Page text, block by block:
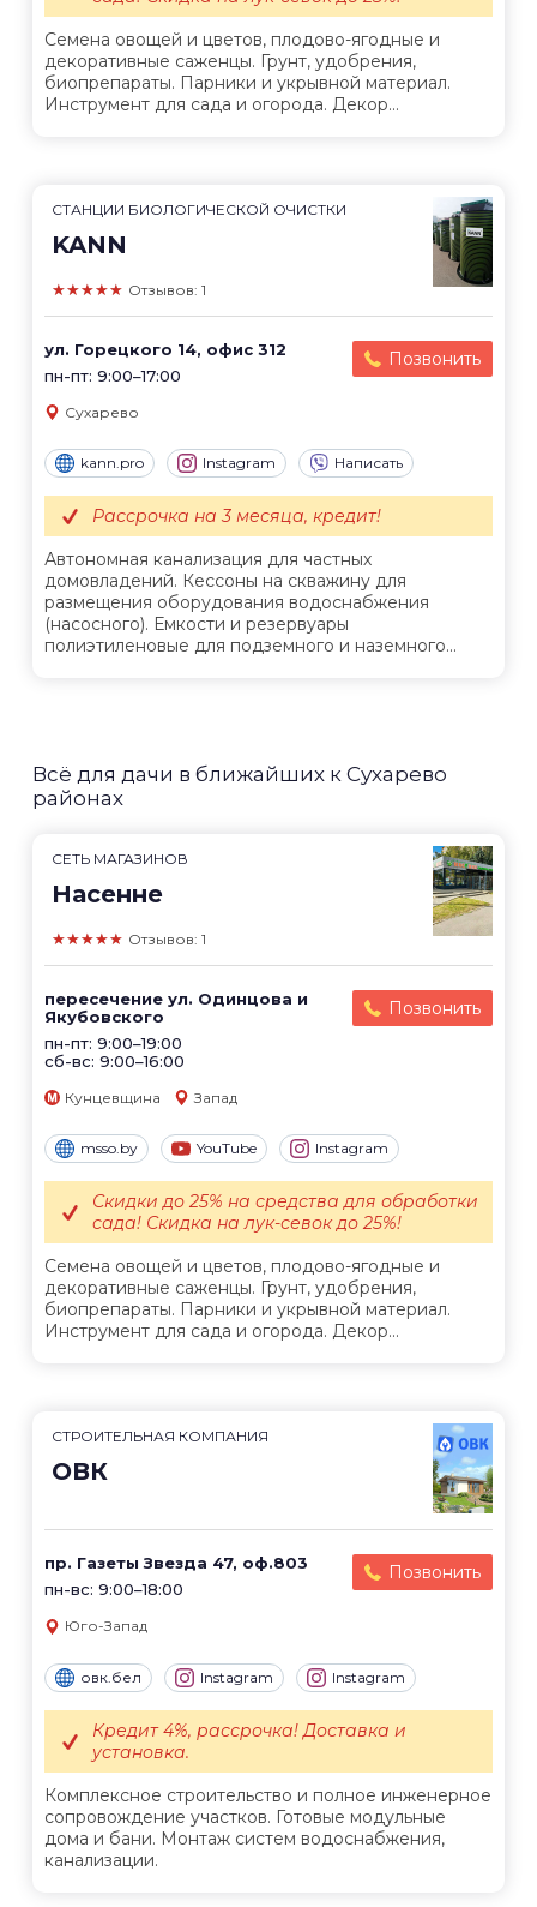
Семена овощей и цветов, плодово-ягодные и
декоративные саженцы. Грунт, удобрения,
биопрепараты. Парники и укрывной материал.
Инструмент для сада и огорода. Декор...
СТАНЦИИ БИОЛОГИЧЕСКОЙ ОЧИСТКИ
KANN
★★★★★ Отзывов: 1
ул. Горецкого 14, офис 312
пн-пт: 9:00–17:00
Позвонить
Сухарево
kann.pro Instagram Написать
Автономная канализация для частных
домовладений. Кессоны на скважину для
размещения оборудования водоснабжения
(насосного). Емкости и резервуары
полиэтиленовые для подземного и наземного...
Рассрочка на 3 месяца, кредит!
Всё для дачи в ближайших к Сухарево
районах
СЕТЬ МАГАЗИНОВ
Насенне
★★★★★ Отзывов: 1
пересечение ул. Одинцова и
Якубовского
пн-пт: 9:00–19:00
сб-вс: 9:00–16:00
Позвонить
Кунцевщина Запад
msso.by YouTube Instagram
Семена овощей и цветов, плодово-ягодные и
декоративные саженцы. Грунт, удобрения,
биопрепараты. Парники и укрывной материал.
Инструмент для сада и огорода. Декор...
Скидки до 25% на средства для обработки
сада! Скидка на лук-севок до 25%!
СТРОИТЕЛЬНАЯ КОМПАНИЯ
ОВК
пр. Газеты Звезда 47, оф.803
пн-вс: 9:00–18:00
Позвонить
Юго-Запад
овк.бел Instagram Instagram
Комплексное строительство и полное инженерное
сопровождение участков. Готовые модульные
дома и бани. Монтаж систем водоснабжения,
канализации.
Кредит 4%, рассрочка! Доставка и
установка.